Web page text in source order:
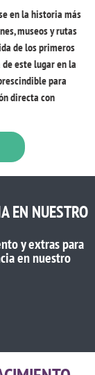
en la historia más
museos y rutas
de los primeros
este lugar en la
para
directa con
EN NUESTRO
y extras para
en nuestro